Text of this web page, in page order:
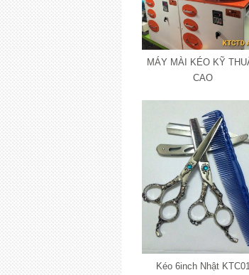
MÁY MÀI KÉO KỸ
CAO
Kéo 6inch Nhật KTC01